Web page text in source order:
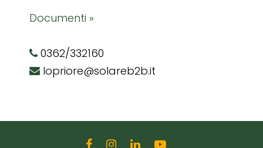
Documenti »
0362/332160
lopriore@solareb2b.it